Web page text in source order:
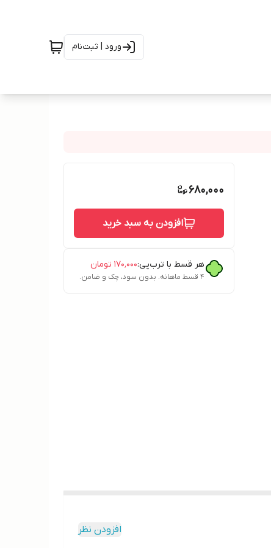
ورود | ثبت‌نام
680,000
افزودن به سبد خرید
هر قسط با ترب‌پی:۱۷۰٬۰۰۰ تومان
۴ قسط ماهانه. بدون سود، چک و ضامن.
افزودن نظر